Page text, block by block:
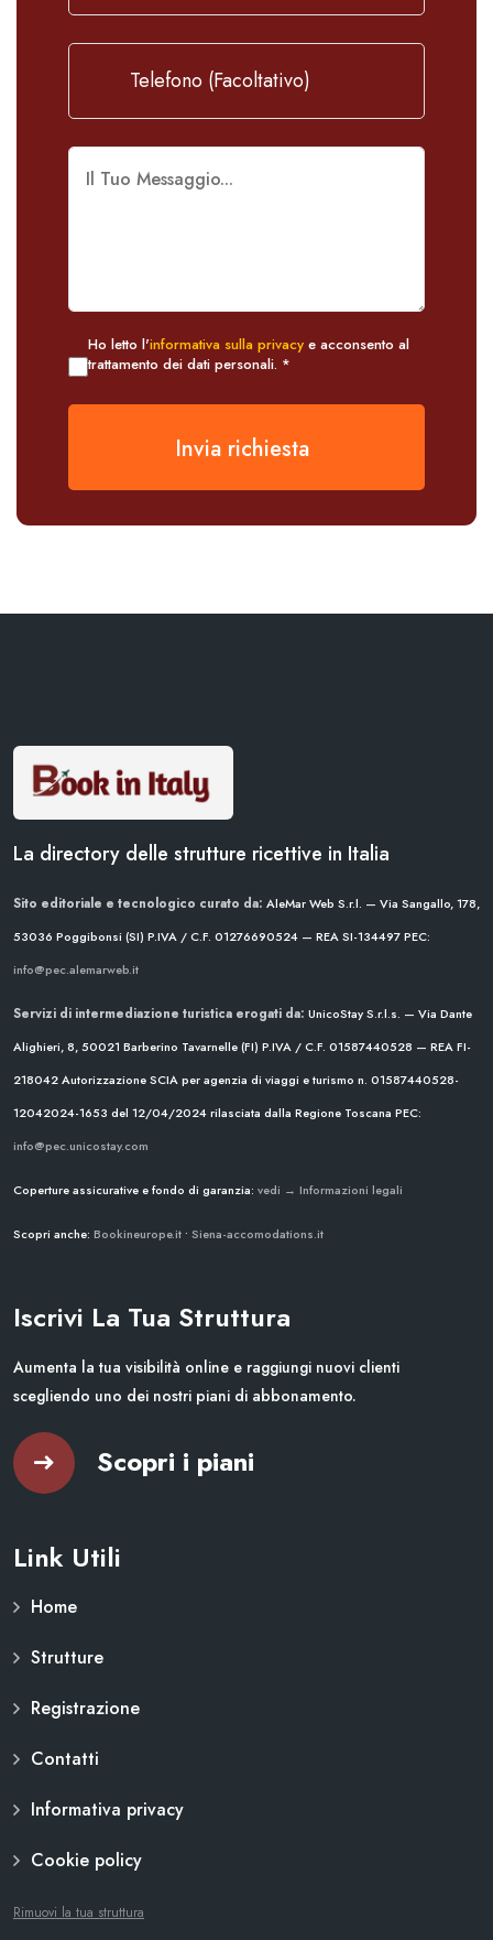
Ho letto l'informativa sulla privacy e acconsento al
trattamento dei dati personali. *
Invia richiesta
La directory delle strutture ricettive in Italia
Sito editoriale e tecnologico curato da: AleMar Web S.r.l. — Via Sangallo, 178,
53036 Poggibonsi (SI) P.IVA / C.F. 01276690524 — REA SI-134497PEC:
info@pec.alemarweb.it
Servizi di intermediazione turistica erogati da: UnicoStay S.r.l.s. — Via Dante
Alighieri, 8, 50021 Barberino Tavarnelle (FI) P.IVA / C.F. 01587440528 — REA FI-
218042Autorizzazione SCIA per agenzia di viaggi e turismo n. 01587440528-
12042024-1653 del 12/04/2024rilasciata dalla Regione Toscana PEC:
info@pec.unicostay.com
Coperture assicurative e fondo di garanzia: vedi → Informazioni legali
Scopri anche: Bookineurope.it • Siena-accomodations.it
Iscrivi La Tua Struttura
Aumenta la tua visibilità online e raggiungi nuovi clienti
scegliendo uno dei nostri piani di abbonamento.
Scopri i piani
Link Utili
Home
Strutture
Registrazione
Contatti
Informativa privacy
Cookie policy
Rimuovi la tua struttura